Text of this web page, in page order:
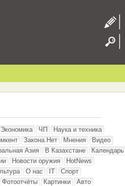
Экономика ЧП
Наука и техника
Закона.Нет Мнения
Видео
Азия В Казахстане
Календарь
Новости оружия
HotNews
О нас IT
Спорт
Фотоотчёты Картинки
Авто